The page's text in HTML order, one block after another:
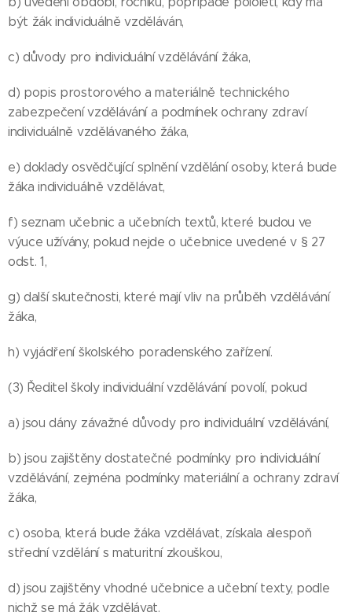
být žák individuálně vzděláván,
c) důvody pro individuální vzdělávání žáka,
d) popis prostorového a materiálně technického
zabezpečení vzdělávání a podmínek ochrany zdraví
individuálně vzdělávaného žáka,
e) doklady osvědčující splnění vzdělání osoby, která bude
žáka individuálně vzdělávat,
f) seznam učebnic a učebních textů, které budou ve
výuce užívány, pokud nejde o učebnice uvedené v § 27
odst. 1,
g) další skutečnosti, které mají vliv na průběh vzdělávání
žáka,
h) vyjádření školského poradenského zařízení.
(3) Ředitel školy individuální vzdělávání povolí, pokud
a) jsou dány závažné důvody pro individuální vzdělávání,
b) jsou zajištěny dostatečné podmínky pro individuální
vzdělávání, zejména podmínky materiální a ochrany zdraví
žáka,
c) osoba, která bude žáka vzdělávat, získala alespoň
střední vzdělání s maturitní zkouškou,
d) jsou zajištěny vhodné učebnice a učební texty, podle
nichž se má žák vzdělávat.